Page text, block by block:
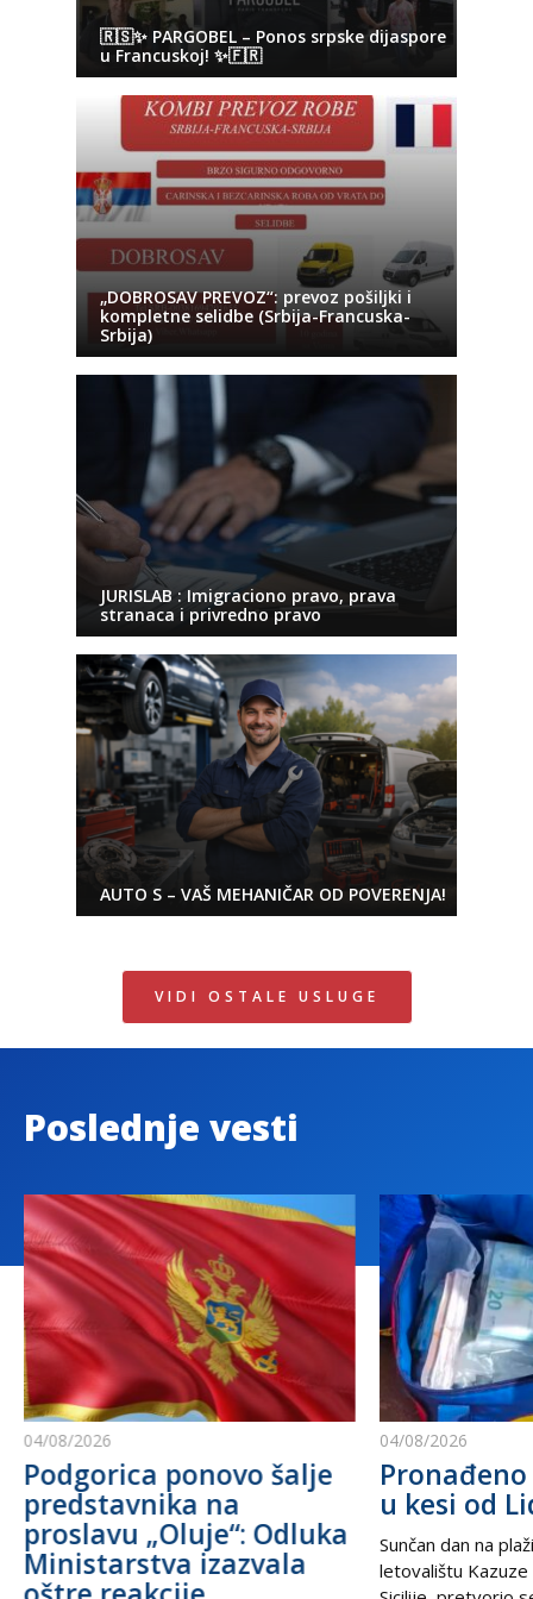
🇷🇸✨ PARGOBEL – Ponos srpske dijaspore
u Francuskoj! ✨🇫🇷
„DOBROSAV PREVOZ“: prevoz pošiljki i
kompletne selidbe (Srbija-Francuska-
Srbija)
JURISLAB : Imigraciono pravo, prava
stranaca i privredno pravo
AUTO S – VAŠ MEHANIČAR OD POVERENJA!
VIDI OSTALE USLUGE
Poslednje vesti
04/08/2026
Podgorica ponovo šalje
predstavnika na
proslavu „Oluje“: Odluka
Ministarstva izazvala
04/08/2026
Pronađeno
u kesi od
Sunčan dan na
letovalištu Kazuze